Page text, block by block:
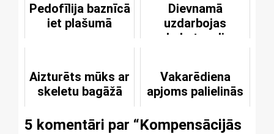
Pedofīlija baznīcā
iet plašumā
Dievnamā
uzdarbojas
kabatzagļi
Aizturēts mūks ar
skeletu bagāžā
Vakarēdiena
apjoms palielinās
5 komentāri par “Kompensācijās